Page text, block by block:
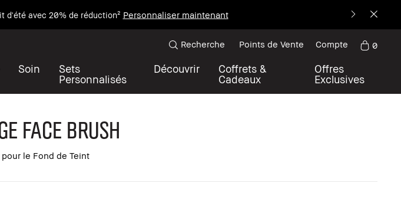
d'été avec 20% de réduction² Personnaliser maintenant
Soin
Sets
Personnalisés
Découvrir
Coffrets &
Cadeaux
Offres
Exclusives
Recherche Points de Vente Compte 0
Face Brush
le Fond de Teint